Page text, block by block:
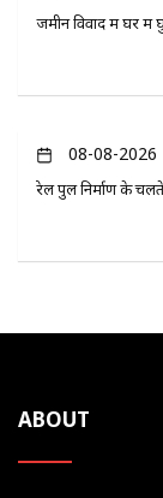
जमीन विवाद में घर में
08-08-2026
रेल पुल निर्माण के
ABOUT